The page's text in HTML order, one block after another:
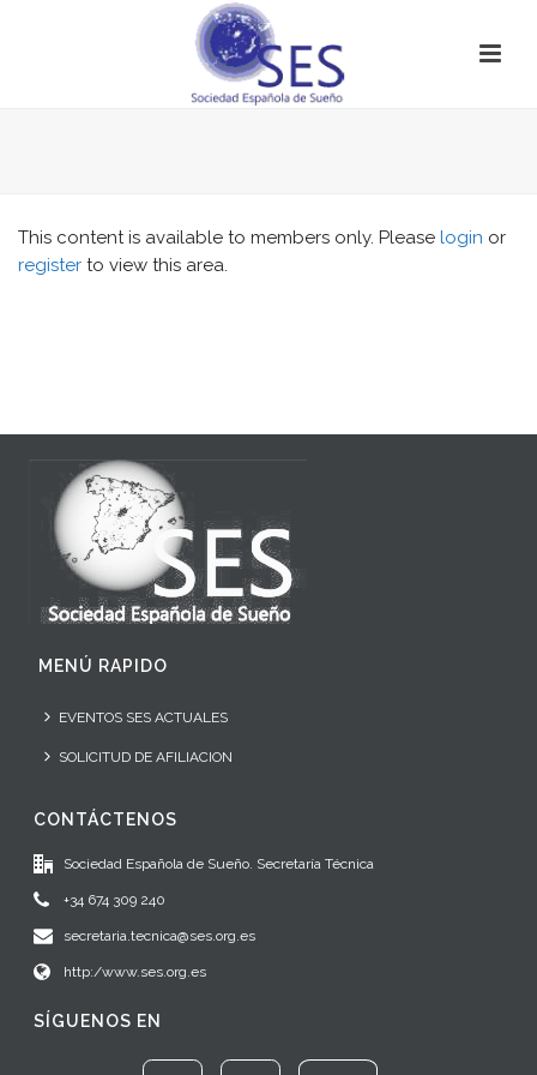
This content is available to members only. Please login or
register to view this area.
MENÚ RAPIDO
EVENTOS SES ACTUALES
SOLICITUD DE AFILIACION
CONTÁCTENOS
Sociedad Española de Sueño. Secretaría Técnica
+34 674 309 240
secretaria.tecnica@ses.org.es
http:/www.ses.org.es
SÍGUENOS EN